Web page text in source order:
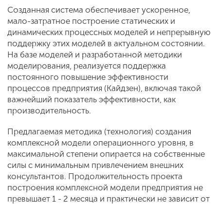
Созданная система обеспечивает ускоренное,
мало-затратное построение статических и
динамических процессных моделей и непрерывную
поддержку этих моделей в актуальном состоянии.
На базе моделей и разработанной методики
моделирования, реализуется поддержка
постоянного повышение эффективности
процессов предприятия (Кайдзен), включая такой
важнейший показатель эффективности, как
производительность.
Предлагаемая методика (технология) создания
комплексной модели операционного уровня, в
максимальной степени опирается на собственные
силы с минимальным привлечением внешних
консультантов. Продолжительность проекта
построения комплексной модели предприятия не
превышает 1 - 2 месяца и практически не зависит от